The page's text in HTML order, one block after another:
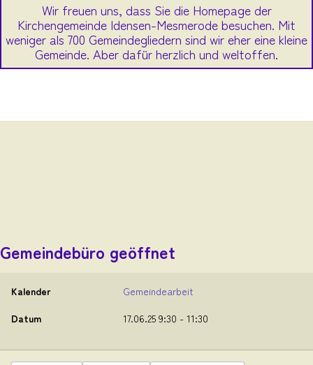
Wir freuen uns, dass Sie die Homepage der
Kirchengemeinde Idensen-Mesmerode besuchen. Mit
weniger als 700 Gemeindegliedern sind wir eher eine kleine
Gemeinde. Aber dafür herzlich und weltoffen.
Gemeindebüro geöffnet
Kalender
Gemeindearbeit
Datum
17.06.25 9:30 - 11:30